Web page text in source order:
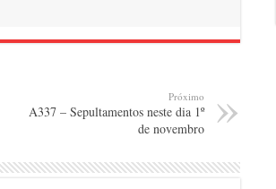
Próximo
A337 – Sepultamentos neste dia 1º
de novembro